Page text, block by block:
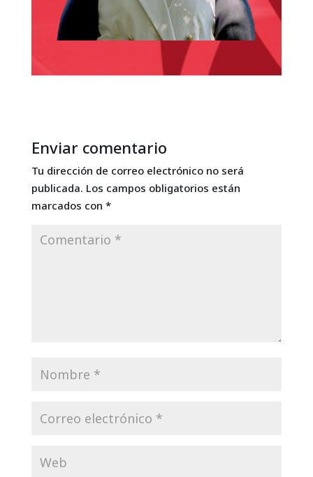
Enviar comentario
Tu dirección de correo electrónico no será
publicada. Los campos obligatorios están
marcados con *